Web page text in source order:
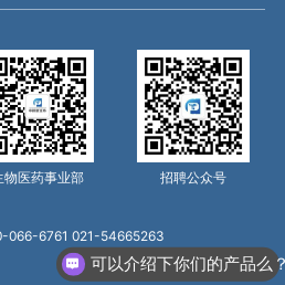
物医药事业部 招聘公众号
066-6761 021-54665263
可以介绍下你们的产品么